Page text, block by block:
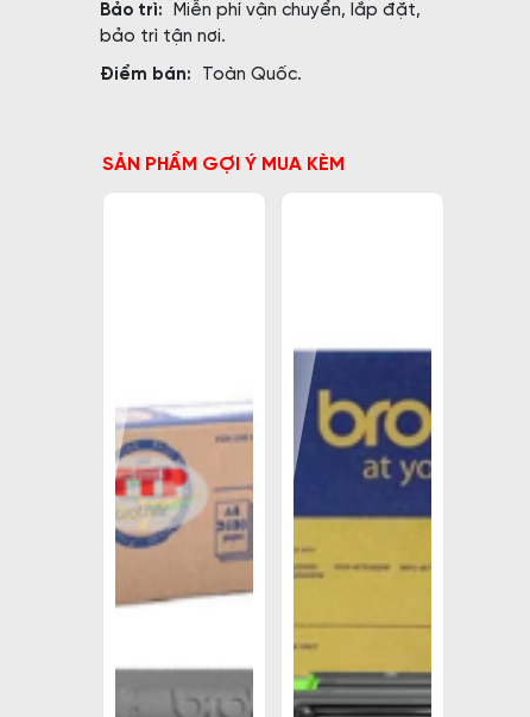
Bảo trì:
Miễn phí vận chuyển, lắp đặt,
bảo trì tận nơi.
Điểm bán: Toàn Quốc.
SẢN PHẨM GỢI Ý MUA KÈM